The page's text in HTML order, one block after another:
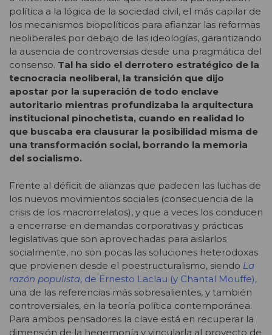
política a la lógica de la sociedad civil, el más capilar de
los mecanismos biopolíticos para afianzar las reformas
neoliberales por debajo de las ideologías, garantizando
la ausencia de controversias desde una pragmática del
consenso. Tal ha sido el derrotero estratégico de la
tecnocracia neoliberal, la transición que dijo
apostar por la superación de todo enclave
autoritario mientras profundizaba la arquitectura
institucional pinochetista, cuando en realidad lo
que buscaba era clausurar la posibilidad misma de
una transformación social, borrando la memoria
del socialismo.
Frente al déficit de alianzas que padecen las luchas de
los nuevos movimientos sociales (consecuencia de la
crisis de los macrorrelatos), y que a veces los conducen
a encerrarse en demandas corporativas y prácticas
legislativas que son aprovechadas para aislarlos
socialmente, no son pocas las soluciones heterodoxas
que provienen desde el poestructuralismo, siendo La
razón populista, de Ernesto Laclau (y Chantal Mouffe),
una de las referencias más sobresalientes, y también
controversiales, en la teoría política contemporánea.
Para ambos pensadores la clave está en recuperar la
dimensión de la hegemonía y vincularla al proyecto de